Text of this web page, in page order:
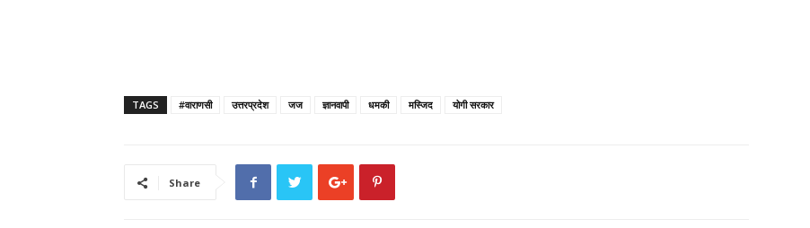
TAGS #वाराणसी उत्तरप्रदेश जज ज्ञानवापी धमकी मस्जिद योगी सरकार
Share